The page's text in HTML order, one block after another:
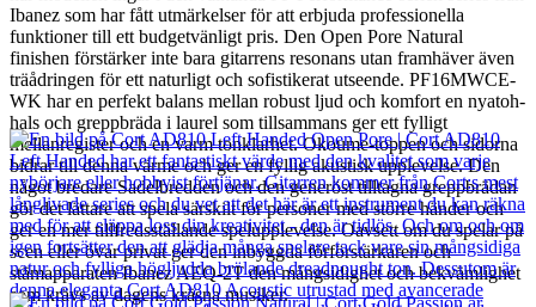
Ibanez som har fått utmärkelser för att erbjuda professionella
funktioner till ett budgetvänligt pris. Den Open Pore Natural
finishen förstärker inte bara gitarrens resonans utan framhäver även
träådringen för ett naturligt och sofistikerat utseende. PF16MWCE-
WK har en perfekt balans mellan robust ljud och komfort en nyatoh-
hals och greppbräda i laurel som tillsammans ger ett fylligt
mellanregister och en varm tonklarhet. Okoume-toppen och sidorna
bidrar till denna värme och ger en fyllig akustisk upplevelse. Den
något bredare Sadelbredden och den generöst tilltagna greppbrädan
gör det lättare att spela särskilt för personer med större händer och
ger en mer tillfredsställande spelupplevelse. Oavsett om du spelar på
scen eller övar privat ger den inbyggda förförstärkaren och
stämapparaten Ibanez AEQ-2T den mångsidighet och bekvämlighet
som krävs av dagens kräsna musiker.